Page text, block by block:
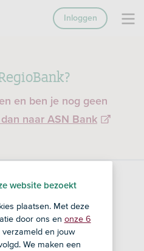
en ben je nog geen
dan naar ASN Bank
Inloggen
Betaalpas van RegioBank
RegioBank
tot je pas
website bezoekt
plaatsen. Met deze
door ons en onze 6
verzameld en jouw
We maken een